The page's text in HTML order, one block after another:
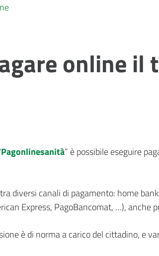
online il
” è possibile eseguire
diversi canali di pagamento: home
Express, PagoBancomat, …), anche
è di norma a carico del cittadino, e